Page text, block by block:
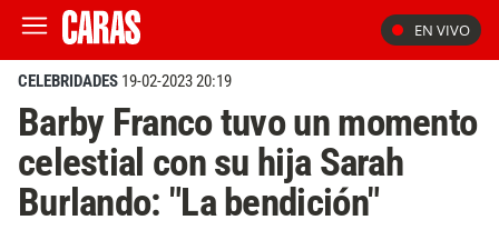
EN VIVO
CELEBRIDADES 19-02-2023 20:19
Barby Franco tuvo un momento
celestial con su hija Sarah
Burlando: "La bendición"